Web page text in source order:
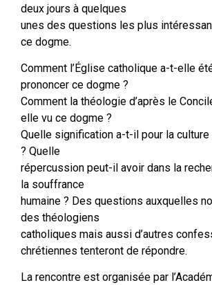
deux jours à quelques
unes des questions les plus
ce dogme.
Comment l’Église catholique a-t-elle
prononcer ce dogme ?
Comment la théologie d’après le
elle vu ce dogme ?
Quelle signification a-t-il pour la
? Quelle
répercussion peut-il avoir dans la
la souffrance
humaine ? Des questions auxquelles
des théologiens
catholiques mais aussi d’autres
chrétiennes tenteront de répondre.
La rencontre est organisée par